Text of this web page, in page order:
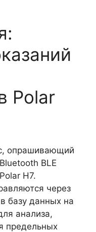
Polar
опрашивающий
BLE
H7.
через
базу данных на
анализа,
предельных